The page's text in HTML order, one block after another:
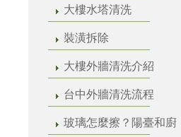
大樓水塔清洗
裝潢拆除
大樓外牆清洗介紹
台中外牆清洗流程
玻璃怎麼擦？陽臺和廚